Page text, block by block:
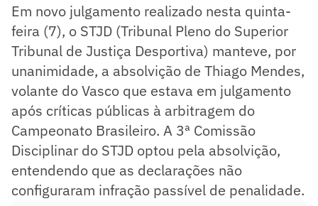
Em novo julgamento realizado nesta quinta-
feira (7), o STJD (Tribunal Pleno do Superior
Tribunal de Justiça Desportiva) manteve, por
unanimidade, a absolvição de Thiago Mendes,
volante do Vasco que estava em julgamento
após críticas públicas à arbitragem do
Campeonato Brasileiro. A 3ª Comissão
Disciplinar do STJD optou pela absolvição,
entendendo que as declarações não
configuraram infração passível de penalidade.